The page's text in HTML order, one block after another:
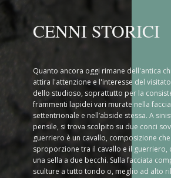
CENNI STORICI
Quanto ancora oggi rimane dell'antica
attira l'attenzione e l'interesse del
dello studioso, soprattutto per la
frammenti lapidei vari murate nella
settentrionale e nell’abside stessa. A
pensile, si trova scolpito su due conci
guerriero è un cavallo, composizione
sproporzione tra il cavallo e il guerriero,
una sella a due becchi. Sulla facciata
sculture a tutto tondo o, meglio ad alto